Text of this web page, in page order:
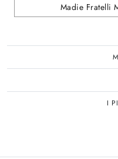
Madie Fratelli
I